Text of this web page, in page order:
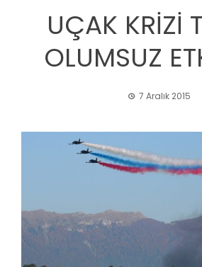
UÇAK KRİZİ
OLUMSUZ
7 Aralık 2015